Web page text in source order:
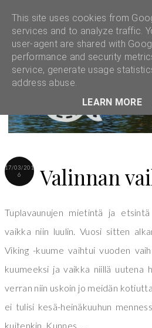
17/03/201
6
Valinnan
Tuplavaunujen mietintä ja
vaikka niin luulin. Vuosi sitten
Viking -kuume vaihtui vuoden
kuumeeksi ja vaikka niillä uutena
verran niin uskoin jo meidän
ei tulisi kesä-heinäkuuhun
kuitenkin. Kunnes.....
This site uses cookies from
services and to analyze traffic.
user-agent are shared with
performance and security
service, generate usage
address abuse.
LEARN MORE